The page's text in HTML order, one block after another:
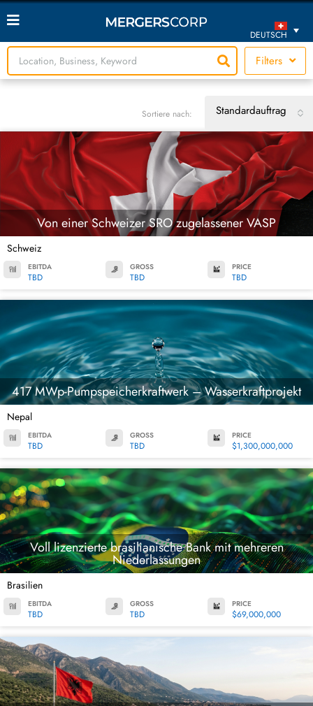
DEUTSCH
Filters
Sortiere nach: Standardauftrag
Von einer Schweizer SRO zugelassener VASP
Schweiz
EBITDA
TBD
GROSS
TBD
PRICE
TBD
417 MWp-Pumpspeicherkraftwerk – Wasserkraftprojekt
Nepal
EBITDA
TBD
GROSS
TBD
PRICE
$1,300,000,000
Voll lizenzierte brasilianische Bank mit mehreren
Niederlassungen
Brasilien
EBITDA
TBD
GROSS
TBD
PRICE
$69,000,000